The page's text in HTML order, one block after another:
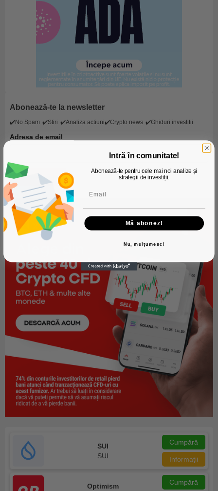
Abonează-te la newsletter
✔️No Spam ✔️Stiri ✔️Analiza actiuni✔️Crypto news ✔️Ghiduri investitii
Adresa de email
SUI
SUI
Cumpără
Informații
Optimism
Cumpără
Intră în comunitate!
Abonează-te pentru cele mai noi analize și
strategii de investiții.
Mă abonez!
Nu, mulțumesc!